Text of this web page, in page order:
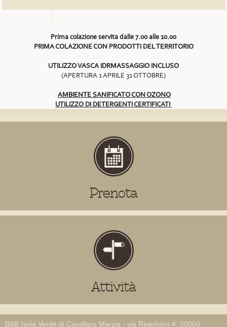
Prima colazione servita dalle 7.00 alle 10.00
PRIMA COLAZIONE CON PRODOTTI DEL TERRITORIO
UTILIZZO VASCA IDRMASSAGGIO INCLUSO
(APERTURA 1 APRILE 31 OTTOBRE)
AMBIENTE SANIFICATO CON OZONO
UTILIZZO DI DETERGENTI CERTIFICATI
Prenota
Attività
B&B Isola Verde di Cavallaro Marzia - via Resolvino 4, 25060